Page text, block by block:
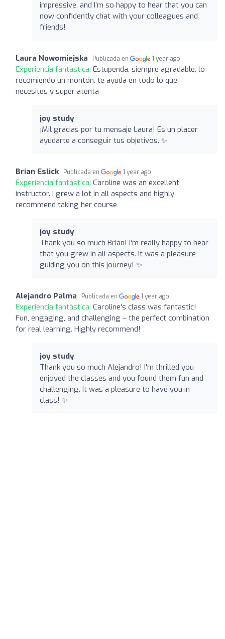
impressive, and I’m so happy to hear that you can
now confidently chat with your colleagues and
friends!
Laura Nowomiejska Publicada en 1 year ago
Experiencia fantástica: Estupenda, siempre agradable, lo
recomiendo un montón, te ayuda en todo lo que
necesites y super atenta
joy study
¡Mil gracias por tu mensaje Laura! Es un placer
ayudarte a conseguir tus objetivos. ✨
Brian Eslick Publicada en 1 year ago
Experiencia fantástica: Caroline was an excellent
instructor. I grew a lot in all aspects and highly
recommend taking her course
joy study
Thank you so much Brian! I'm really happy to hear
that you grew in all aspects. It was a pleasure
guiding you on this journey! ✨
Alejandro Palma Publicada en 1 year ago
Experiencia fantástica: Caroline's class was fantastic!
Fun, engaging, and challenging – the perfect combination
for real learning. Highly recommend!
joy study
Thank you so much Alejandro! I'm thrilled you
enjoyed the classes and you found them fun and
challenging. It was a pleasure to have you in
class! ✨